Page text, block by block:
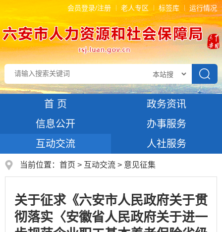
会员登录/注册 老人专区 标签库 运行情况
首 页
政务资讯
信息公开
办事服务
互动交流
人社服务
当前位置： 首页 > 互动交流 > 意见征集
关于征求《六安市人民政府关于贯
彻落实〈安徽省人民政府关于进一